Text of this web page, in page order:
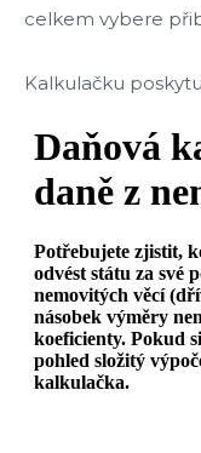
celkem vybere
Kalkulačku